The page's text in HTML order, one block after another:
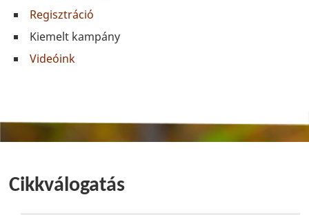
Regisztráció
Kiemelt kampány
Videóink
Cikkválogatás